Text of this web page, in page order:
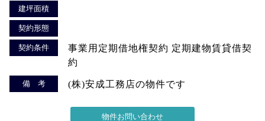
建坪面積
契約形態
契約条件
事業用定期借地権契約 定期建物賃貸借契
約
備 考 (株)安成工務店の物件です